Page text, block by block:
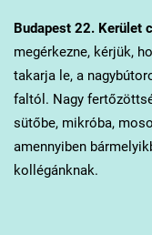
Budapest 22. Kerület
megérkezne, kérjük,
takarja le, a
faltól. Nagy
sütőbe, mikróba,
amennyiben
kollégánknak.